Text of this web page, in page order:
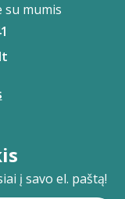
su mumis
į savo el. paštą!